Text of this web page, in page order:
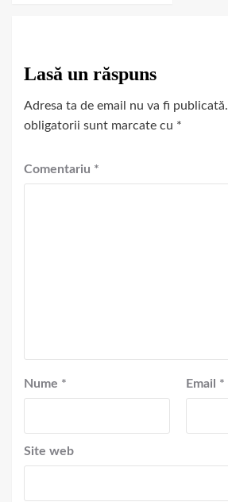
Lasă un răspuns
Adresa ta de email nu va fi publicată.
obligatorii sunt marcate cu *
Comentariu *
Nume * Email *
Site web